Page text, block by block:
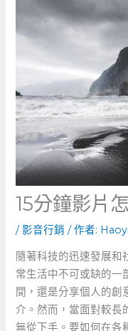
15分鐘影片
/影音行銷 / 作者:
隨著科技的迅速發展和
常生活中不可或缺的一
間，還是分享個人的創
介。然而，當面對較長
無從下手。要如何在各